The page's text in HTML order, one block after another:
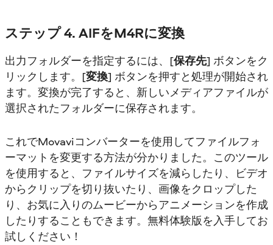
ステップ 4. AIFをM4Rに変換
出力フォルダーを指定するには、[保存先] ボタンをク
リックします。[変換] ボタンを押すと処理が開始され
ます。変換が完了すると、新しいメディアファイルが
選択されたフォルダーに保存されます。
これでMovaviコンバーターを使用してファイルフォ
ーマットを変更する方法が分かりました。このツール
を使用すると、ファイルサイズを減らしたり、ビデオ
からクリップを切り抜いたり、画像をクロップした
り、お気に入りのムービーからアニメーションを作成
したりすることもできます。無料体験版を入手してお
試しください！